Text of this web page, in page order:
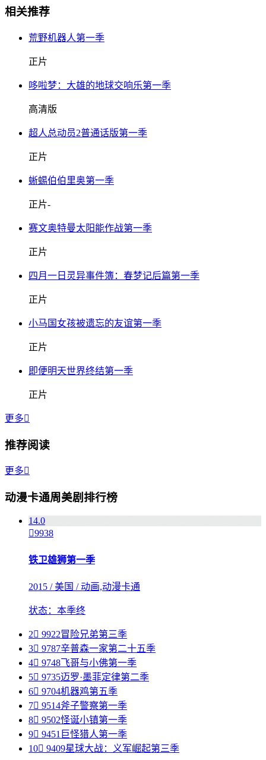
相关推荐
荒野机器人第一季
正片
哆啦梦：大雄的地球交响乐第一季
高清版
超人总动员2普通话版第一季
正片
蜥蜴伯伯里奥第一季
正片-
赛文奥特曼太阳能作战第一季
正片
四月一日灵异事件簿：春梦记后篇第一季
正片
小马国女孩被遗忘的友谊第一季
正片
即便明天世界终结第一季
正片
更多
推荐阅读
更多
动漫卡通周美剧排行榜
14.0
9938
铁卫雄狮第一季
2015 / 美国 / 动画,动漫卡通
状态：本季终
2 9922冒险兄弟第三季
3 9787辛普森一家第二十五季
4 9748飞哥与小佛第一季
5 9735迈罗·墨菲定律第二季
6 9704机器鸡第五季
7 9514斧子警察第一季
8 9502怪诞小镇第一季
9 9451 巨怪猎人第一季
10 9409星球大战：义军崛起第三季